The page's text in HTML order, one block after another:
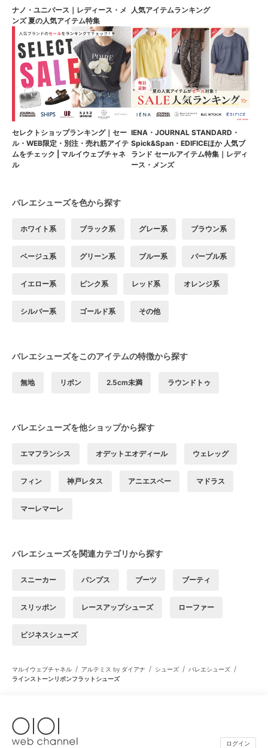
ナノ・ユニバース｜レディース・メ
ンズ 夏の人気アイテム特集
人気アイテムランキング
セレクトショップランキング｜セー
ル・WEB限定・別注・売れ筋アイテ
ムをチェック | マルイウェブチャネ
ル
IENA・JOURNAL STANDARD・
Spick&Span・EDIFICEほか 人気ブ
ランド セールアイテム特集｜レディ
ース・メンズ
バレエシューズを色から探す
ホワイト系 ブラック系 グレー系 ブラウン系
ベージュ系 グリーン系 ブルー系 パープル系
イエロー系 ピンク系 レッド系 オレンジ系
シルバー系 ゴールド系 その他
バレエシューズをこのアイテムの特徴から探す
無地 リボン 2.5cm未満 ラウンドトゥ
バレエシューズを他ショップから探す
エマフランシス オデットエオディール ウェレッグ
フィン 神戸レタス アニエスベー マドラス
マーレマーレ
バレエシューズを関連カテゴリから探す
スニーカー パンプス ブーツ ブーティ
スリッポン レースアップシューズ ローファー
ビジネスシューズ
マルイウェブチャネル / アルテミス by ダイアナ / シューズ / バレエシューズ /
ラインストーンリボンフラットシューズ
ログイン